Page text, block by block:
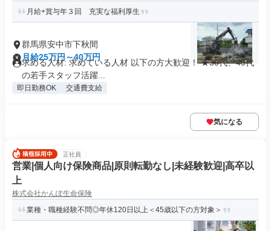
月給+賞与年３回 充実な福利厚生
群馬県安中市下秋間
月給25万円～40万円
求める人材: 求めている人材 以下の方大歓迎！ ★30代、40代
の若手スタッフ活躍...
即日勤務OK 交通費支給
気になる
正社員
営業|個人向け保険商品|原則転勤なし|未経験歓迎|高卒以
上
株式会社かんぽ生命保険
業種・職種経験不問◎年休120日以上＜45歳以下の方対象＞